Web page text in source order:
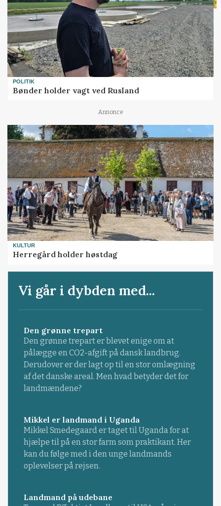
POLITIK
Bønder holder vagt ved Rusland
Annonce
KULTUR
Herregård holder høstdag
Vi går i dybden med...
Den grønne trepart
Den grønne trepart er blevet enige om at
pålægge en CO2-afgift på dansk landbrug.
Derudover er der lagt op til en stor omlægning
af det danske areal. Men hvad betyder det for
landmændene?
Mikkel er landmand i Uganda
Mikkel Smedegaard er taget til Uganda for at
hjælpe til på en stor farm som praktikant. Her
kan du følge med i den unge landmands
oplevelser på rejsen.
Landmand på udebane